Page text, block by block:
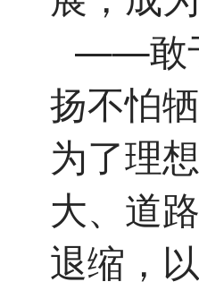
——敢
扬不怕
为了理
大、道
退缩，